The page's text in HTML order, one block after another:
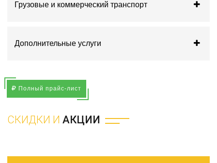
Грузовые и коммерческий транспорт
Дополнительные услуги
Полный прайс-лист
СКИДКИ И АКЦИИ